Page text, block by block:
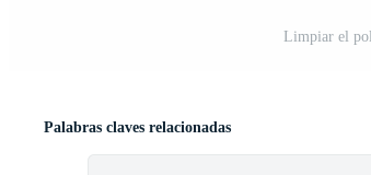
Limpiar el
Palabras claves relacionadas